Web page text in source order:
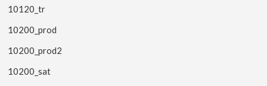
10120_tr
10200_prod
10200_prod2
10200_sat